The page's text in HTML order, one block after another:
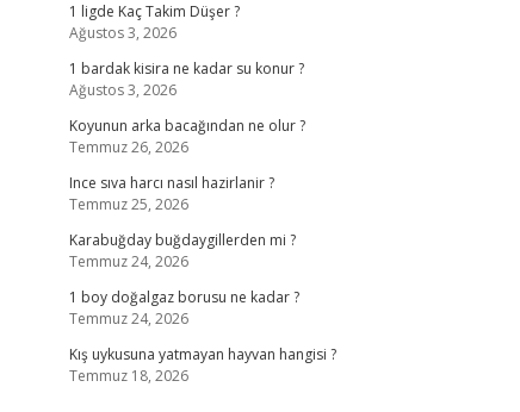
1 ligde Kaç Takim Düşer ?
Ağustos 3, 2026
1 bardak kisira ne kadar su konur ?
Ağustos 3, 2026
Koyunun arka bacağından ne olur ?
Temmuz 26, 2026
Ince sıva harcı nasıl hazirlanir ?
Temmuz 25, 2026
Karabuğday buğdaygillerden mi ?
Temmuz 24, 2026
1 boy doğalgaz borusu ne kadar ?
Temmuz 24, 2026
Kış uykusuna yatmayan hayvan hangisi ?
Temmuz 18, 2026